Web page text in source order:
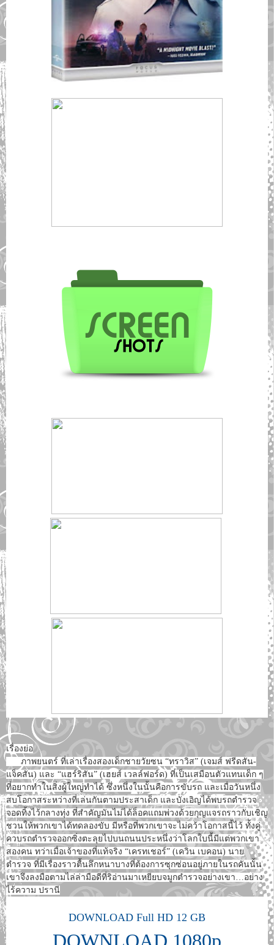
เรื่องย่อ
ภาพยนตร์ ที่เล่าเรื่องสองเด็กชายวัยซน “ทราวิส” (เจมส์ ฟรีดสัน-
แจ็คสัน) และ “แฮร์ริสัน” (เฮยส์ เวลล์ฟอร์ด) ที่เป็นเสมือนตัวแทนเด็ก ๆ
ที่อยากทำในสิ่งผู้ใหญ่ทำได้ ซึ่งหนึ่งในนั้นคือการขับรถ และเมื่อวันหนึ่ง
สบโอกาสระหว่างที่เล่นกันตามประสาเด็ก และบังเอิญได้พบรถตำรวจ
จอดทิ้งไว้กลางทุ่ง ที่สำคัญมันไม่ได้ล็อคแถมพ่วงด้วยกุญแจรถราวกับเชิญ
ชวนให้พวกเขาได้ทดลองขับ มีหรือที่พวกเขาจะไม่คว้าโอกาสนี้ไว้ ทั้งคู่
ควบรถตำรวจออกซิ่งตะลุยไปบนถนนประหนึ่งว่าโลกใบนี้มีแต่พวกเขา
สองคน ทว่าเมื่อเจ้าของที่แท้จริง “เครทเชอร์” (เควิน เบคอน) นาย
ตำรวจ ที่มีเรื่องราวตื้นลึกหนาบางที่ต้องการซุกซ่อนอยู่ภายในรถคันนั้น
เขาจึงลงมือตามไล่ล่ามือดีที่ริอ่านมาเหยียบจมูกตำรวจอย่างเขา…อย่าง
ไร้ความ ปรานี
DOWNLOAD Full HD 12 GB
DOWNLOAD 1080p